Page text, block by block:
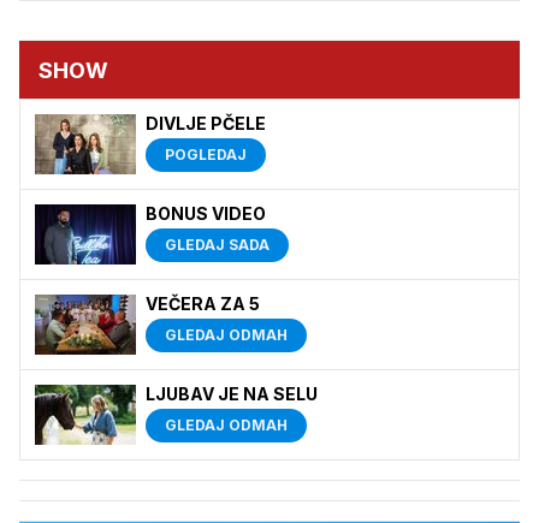
SHOW
DIVLJE PČELE
POGLEDAJ
BONUS VIDEO
GLEDAJ SADA
VEČERA ZA 5
GLEDAJ ODMAH
LJUBAV JE NA SELU
GLEDAJ ODMAH